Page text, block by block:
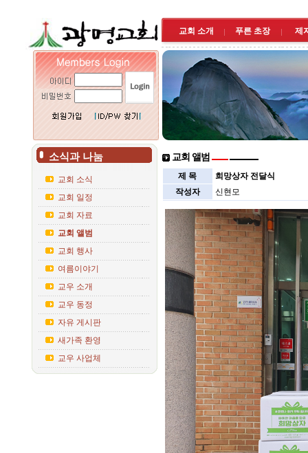
교회 소개 푸른 초장 제
소식과 나눔
교회 소식
교회 일정
교회 자료
교회 앨범
교회 행사
여름이야기
교우 소개
교우 동정
자유 게시판
새가족 환영
교우 사업체
교회 앨범
제 목
희망상자 전달식
작성자
신현모